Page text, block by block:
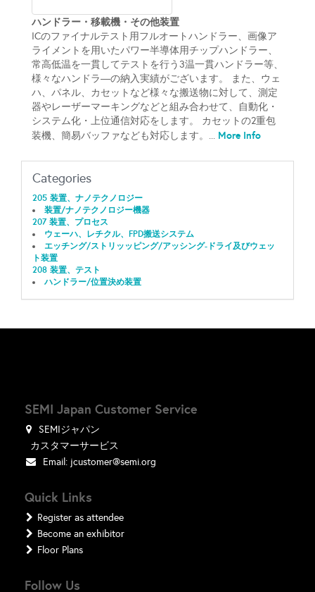
ハンドラー・移載機・その他装置
ICのファイナルテスト用フルオートハンドラー、画像ア
ライメントを用いたパワー半導体用チップハンドラー、
常高低温を一貫してテストを行う3温一貫ハンドラー等、
様々なハンドラ―の納入実績がございます。 また、ウェ
ハ、パネル、カセットなど様々な搬送物に対して、測定
器やレーザーマーキングなどと組み合わせて、自動化・
システム化・上位通信対応をします。 カセットの2重包
装機、簡易バッファなども対応します。... More Info
Categories
205 装置、ナノテクノロジー
装置/ナノテクノロジー機器
207 装置、プロセス
ウェーハ、レチクル、FPD搬送システム
エッチング/ストリッッピング/アッシング-ドライ及びウェッ
ト装置
208 装置、テスト
ハンドラー/位置決め装置
SEMI Japan Customer Service
SEMIジャパン
カスタマーサービス
Email: jcustomer@semi.org
Quick Links
Register as attendee
Become an exhibitor
Floor Plans
Follow Us